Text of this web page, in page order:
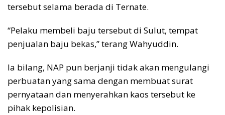
tersebut selama berada di Ternate.
“Pelaku membeli baju tersebut di Sulut, tempat
penjualan baju bekas,” terang Wahyuddin.
Ia bilang, NAP pun berjanji tidak akan mengulangi
perbuatan yang sama dengan membuat surat
pernyataan dan menyerahkan kaos tersebut ke
pihak kepolisian.